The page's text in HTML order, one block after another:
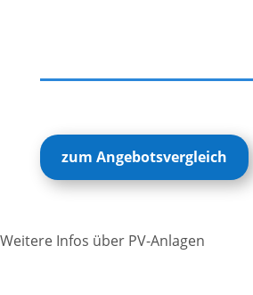
zum Angebotsvergleich
Weitere Infos über PV-Anlagen